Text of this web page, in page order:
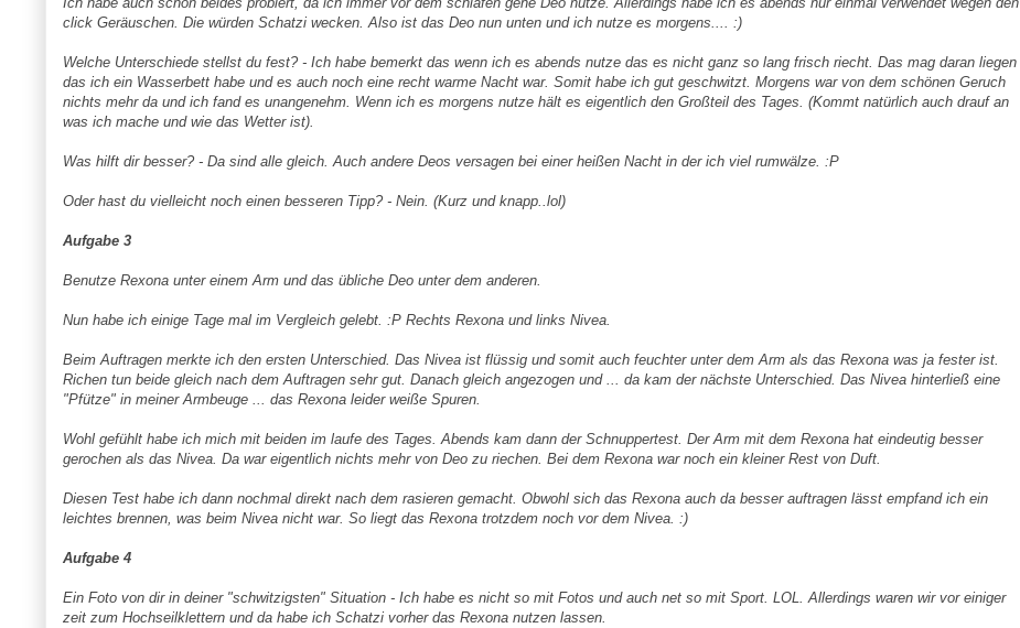
click Geräuschen. Die würden Schatzi wecken. Also ist das Deo nun unten und ich nutze es morgens.... :)
Welche Unterschiede stellst du fest? - Ich habe bemerkt das wenn ich es abends nutze das es nicht ganz so lang frisch riecht. Das mag daran liegen
das ich ein Wasserbett habe und es auch noch eine recht warme Nacht war. Somit habe ich gut geschwitzt. Morgens war von dem schönen Geruch
nichts mehr da und ich fand es unangenehm. Wenn ich es morgens nutze hält es eigentlich den Großteil des Tages. (Kommt natürlich auch drauf an
was ich mache und wie das Wetter ist).
Was hilft dir besser? - Da sind alle gleich. Auch andere Deos versagen bei einer heißen Nacht in der ich viel rumwälze. :P
Oder hast du vielleicht noch einen besseren Tipp? - Nein. (Kurz und knapp..lol)
Aufgabe 3
Benutze Rexona unter einem Arm und das übliche Deo unter dem anderen.
Nun habe ich einige Tage mal im Vergleich gelebt. :P Rechts Rexona und links Nivea.
Beim Auftragen merkte ich den ersten Unterschied. Das Nivea ist flüssig und somit auch feuchter unter dem Arm als das Rexona was ja fester ist.
Richen tun beide gleich nach dem Auftragen sehr gut. Danach gleich angezogen und ... da kam der nächste Unterschied. Das Nivea hinterließ eine
"Pfütze" in meiner Armbeuge ... das Rexona leider weiße Spuren.
Wohl gefühlt habe ich mich mit beiden im laufe des Tages. Abends kam dann der Schnuppertest. Der Arm mit dem Rexona hat eindeutig besser
gerochen als das Nivea. Da war eigentlich nichts mehr von Deo zu riechen. Bei dem Rexona war noch ein kleiner Rest von Duft.
Diesen Test habe ich dann nochmal direkt nach dem rasieren gemacht. Obwohl sich das Rexona auch da besser auftragen lässt empfand ich ein
leichtes brennen, was beim Nivea nicht war. So liegt das Rexona trotzdem noch vor dem Nivea. :)
Aufgabe 4
Ein Foto von dir in deiner "schwitzigsten" Situation - Ich habe es nicht so mit Fotos und auch net so mit Sport. LOL. Allerdings waren wir vor einiger
zeit zum Hochseilklettern und da habe ich Schatzi vorher das Rexona nutzen lassen.